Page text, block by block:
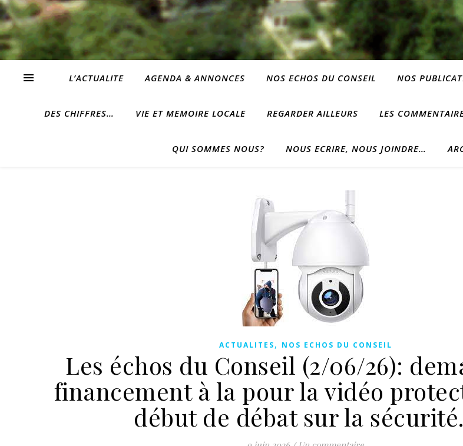
L’ACTUALITE AGENDA & ANNONCES NOS ECHOS DU CONSEIL NOS
DES CHIFFRES… VIE ET MEMOIRE LOCALE REGARDER AILLEURS LES
QUI SOMMES NOUS? NOUS ECRIRE, NOUS JOINDRE…
ACTUALITES, NOS ECHOS DU CONSEIL
Les échos du Conseil (2/06/26):
financement à la pour la vidéo
début de débat sur la